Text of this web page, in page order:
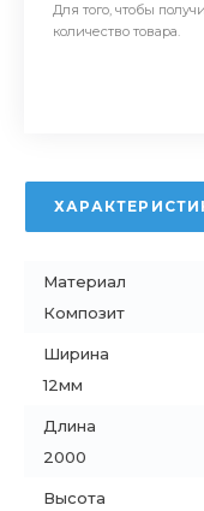
Для того, чтобы
количество товара.
Материал
Композит
Ширина
12мм
Длина
2000
Высота